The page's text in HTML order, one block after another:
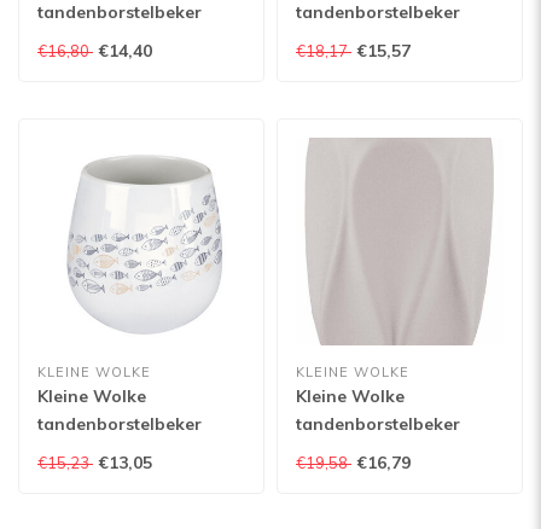
tandenborstelbeker
Runa
€16,80 €14,40
tandenborstelbeker
Sand
€18,17 €15,57
KLEINE WOLKE
Kleine Wolke
tandenborstelbeker
Sardinas
€15,23 €13,05
KLEINE WOLKE
Kleine Wolke
tandenborstelbeker
Trevi
€19,58 €16,79